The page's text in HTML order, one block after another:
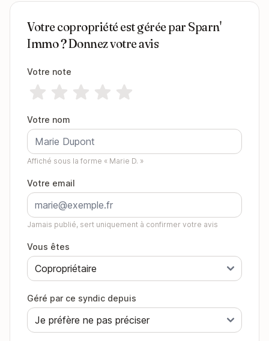
Votre copropriété est gérée par Sparn'
Immo ? Donnez votre avis
Votre note
Votre nom
Affiché sous la forme « Marie D. »
Votre email
Jamais publié, sert uniquement à confirmer votre avis
Vous êtes
Géré par ce syndic depuis